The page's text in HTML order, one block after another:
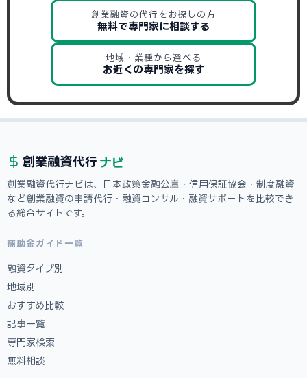
創業融資の代行をお探しの方
無料で専門家に相談する
地域・業種から選べる
お近くの専門家を探す
創業融資代行 ナビ
創業融資代行ナビは、日本政策金融公庫・信用保証協会・制度融資
など創業融資の申請代行・融資コンサル・融資サポートを比較でき
る総合サイトです。
補助金ガイド一覧
融資タイプ別
地域別
おすすめ比較
記事一覧
専門家検索
無料相談